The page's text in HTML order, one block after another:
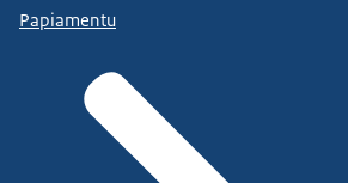
Papiamentu